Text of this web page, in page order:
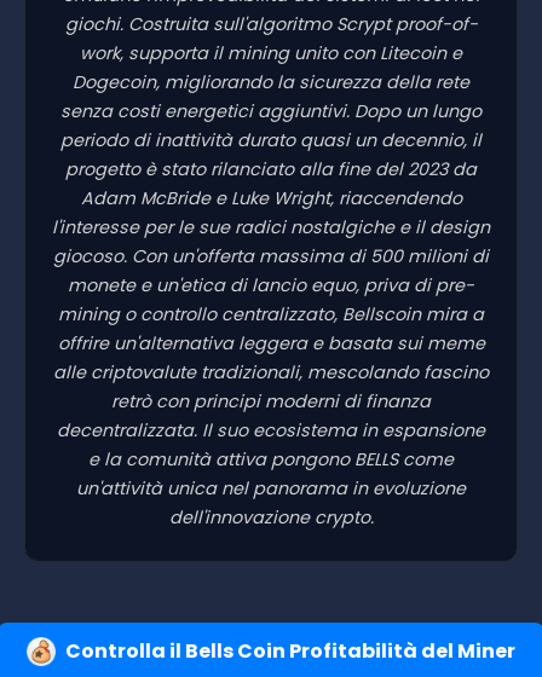
giochi. Costruita sull'algoritmo Scrypt proof-of-
work, supporta il mining unito con Litecoin e
Dogecoin, migliorando la sicurezza della rete
senza costi energetici aggiuntivi. Dopo un lungo
periodo di inattività durato quasi un decennio, il
progetto è stato rilanciato alla fine del 2023 da
Adam McBride e Luke Wright, riaccendendo
l'interesse per le sue radici nostalgiche e il design
giocoso. Con un'offerta massima di 500 milioni di
monete e un'etica di lancio equo, priva di pre-
mining o controllo centralizzato, Bellscoin mira a
offrire un'alternativa leggera e basata sui meme
alle criptovalute tradizionali, mescolando fascino
retrò con principi moderni di finanza
decentralizzata. Il suo ecosistema in espansione
e la comunità attiva pongono BELLS come
un'attività unica nel panorama in evoluzione
dell'innovazione crypto.
Controlla il Bells Coin Profitabilità del Miner